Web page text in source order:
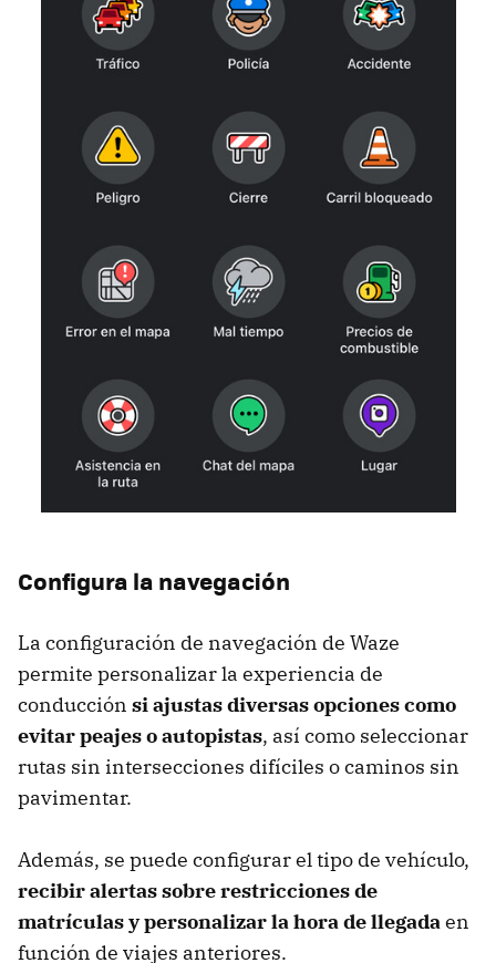
Configura la navegación
La configuración de navegación de Waze
permite personalizar la experiencia de
conducción si ajustas diversas opciones como
evitar peajes o autopistas, así como seleccionar
rutas sin intersecciones difíciles o caminos sin
pavimentar.
Además, se puede configurar el tipo de vehículo,
recibir alertas sobre restricciones de
matrículas y personalizar la hora de llegada en
función de viajes anteriores.